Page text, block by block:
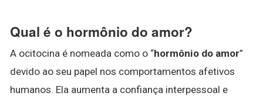
Qual é o hormônio do amor?
A ocitocina é nomeada como o “hormônio do amor”
devido ao seu papel nos comportamentos afetivos
humanos. Ela aumenta a confiança interpessoal e